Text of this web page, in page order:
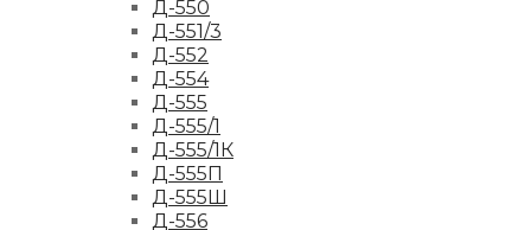
Д-550
Д-551/3
Д-552
Д-554
Д-555
Д-555/1
Д-555/1К
Д-555П
Д-555Ш
Д-556